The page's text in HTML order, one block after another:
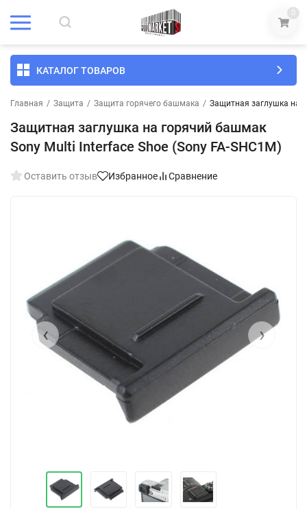
0
КАТАЛОГ ТОВАРОВ
Главная / Защита / Защита горячего башмака / Защитная заглушка на
Защитная заглушка на горячий башмак
Sony Multi Interface Shoe (Sony FA-SHC1M)
Оставить отзыв Избранное Сравнение
‹ ›